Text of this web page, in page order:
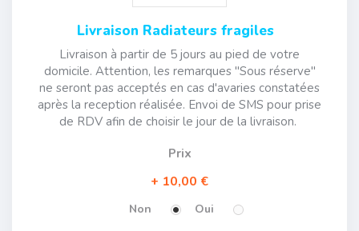
Livraison Radiateurs fragiles
Livraison à partir de 5 jours au pied de votre
domicile. Attention, les remarques "Sous réserve"
ne seront pas acceptés en cas d'avaries constatées
après la reception réalisée. Envoi de SMS pour prise
de RDV afin de choisir le jour de la livraison.
Prix
10,00 €
Non Oui